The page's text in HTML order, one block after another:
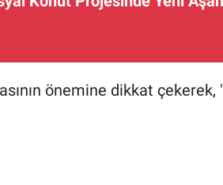
önemine dikkat çekerek,